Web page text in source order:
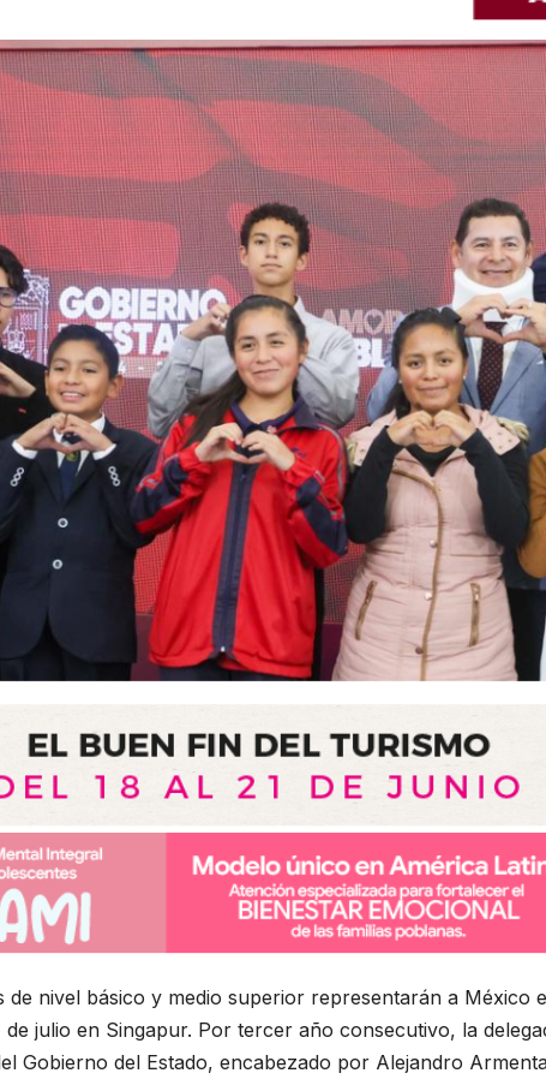
de nivel básico y medio superior representarán a México
de julio en Singapur. Por tercer año consecutivo, la
Gobierno del Estado, encabezado por Alejandro